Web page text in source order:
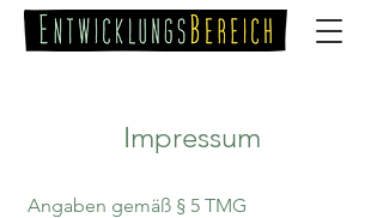
Impressum
Angaben gemäß § 5 TMG